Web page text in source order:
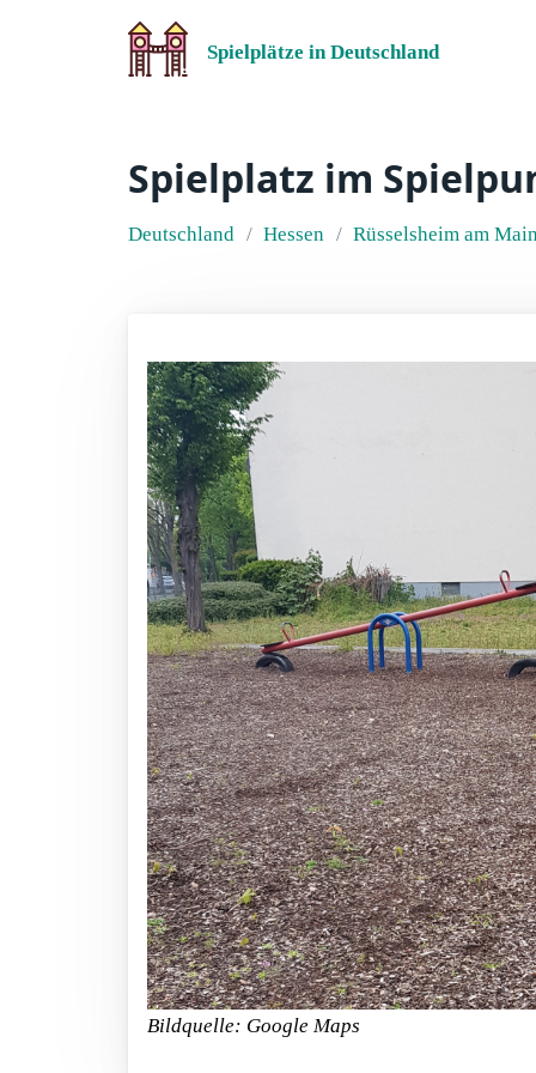
Spielplätze in Deutschland
Spielplatz im
Deutschland Hessen Rüsselsheim am
Bildquelle: Google Maps